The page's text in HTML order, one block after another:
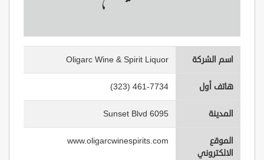
اسم الشركة Oligarc Wine & Spirit Liquor
هاتف أول (323) 461-7734
المدينة 6095 Sunset Blvd
الموقع
الالكتروني
www.oligarcwinespirits.com